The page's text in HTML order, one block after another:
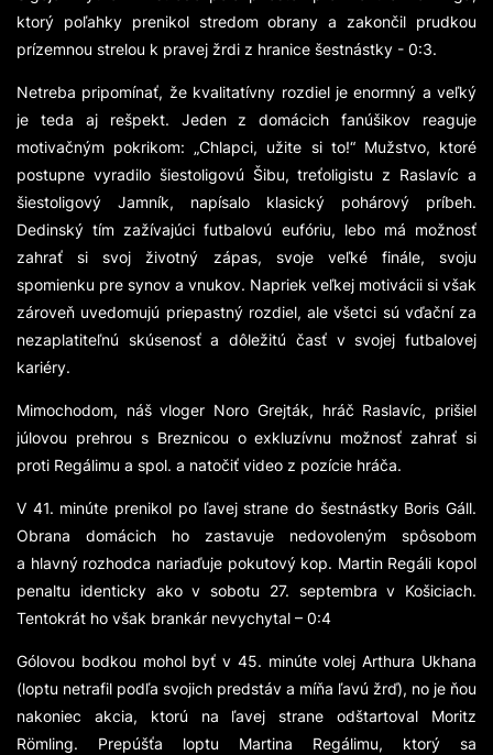
ktorý poľahky prenikol stredom obrany a zakončil prudkou
prízemnou strelou k pravej žrdi z hranice šestnástky - 0:3.
Netreba pripomínať, že kvalitatívny rozdiel je enormný a veľký
je teda aj rešpekt. Jeden z domácich fanúšikov reaguje
motivačným pokrikom: „Chlapci, užite si to!“Mužstvo, ktoré
postupne vyradilo šiestoligovú Šibu, treťoligistu z Raslavíc a
šiestoligový Jamník, napísalo klasický pohárový príbeh.
Dedinský tím zažívajúci futbalovú eufóriu, lebo má možnosť
zahrať si svoj životný zápas, svoje veľké finále, svoju
spomienku pre synov a vnukov. Napriek veľkej motivácii si však
zároveň uvedomujú priepastný rozdiel, ale všetci sú vďační za
nezaplatiteľnú skúsenosť a dôležitú časť v svojej futbalovej
kariéry.
Mimochodom, náš vloger Noro Grejták, hráč Raslavíc, prišiel
júlovou prehrou s Breznicou o exkluzívnu možnosť zahrať si
proti Regálimu a spol. a natočiť video z pozície hráča.
V 41. minúte prenikol po ľavej strane do šestnástky Boris Gáll.
Obrana domácich ho zastavuje nedovoleným spôsobom
a hlavný rozhodca nariaďuje pokutový kop. Martin Regáli kopol
penaltu identicky ako v sobotu 27. septembra v Košiciach.
Tentokrát ho však brankár nevychytal – 0:4
Gólovou bodkou mohol byť v 45. minúte volej Arthura Ukhana
(loptu netrafil podľa svojich predstáv a míňa ľavú žrď), no je ňou
nakoniec akcia, ktorú na ľavej strane odštartoval Moritz
Rӧmling. Prepúšťa loptu Martina Regálimu, ktorý sa